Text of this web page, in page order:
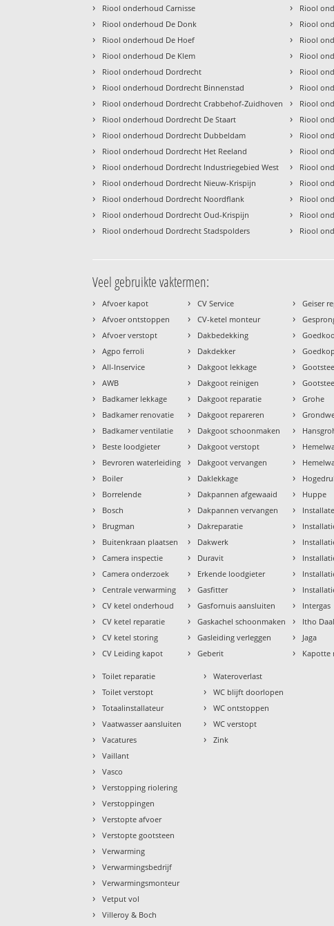
› Riool onderhoud Carnisse
› Riool onderhoud De Donk
› Riool onderhoud De Hoef
› Riool onderhoud De Klem
› Riool onderhoud Dordrecht
› Riool onderhoud Dordrecht Binnenstad
› Riool onderhoud Dordrecht Crabbehof-Zuidhoven
› Riool onderhoud Dordrecht De Staart
› Riool onderhoud Dordrecht Dubbeldam
› Riool onderhoud Dordrecht Het Reeland
› Riool onderhoud Dordrecht Industriegebied West
› Riool onderhoud Dordrecht Nieuw-Krispijn
› Riool onderhoud Dordrecht Noordflank
› Riool onderhoud Dordrecht Oud-Krispijn
› Riool onderhoud Dordrecht Stadspolders
› Riool
› Riool
› Riool
› Riool
› Riool
› Riool
› Riool
› Riool
› Riool
› Riool
› Riool
› Riool
› Riool
› Riool
› Riool
Veel gebruikte vaktermen:
› Afvoer kapot
› Afvoer ontstoppen
› Afvoer verstopt
› Agpo ferroli
› All-Inservice
› AWB
› Badkamer lekkage
› Badkamer renovatie
› Badkamer ventilatie
› Beste loodgieter
› Bevroren waterleiding
› Boiler
› Borrelende
› Bosch
› Brugman
› Buitenkraan plaatsen
› Camera inspectie
› Camera onderzoek
› Centrale verwarming
› CV ketel onderhoud
› CV ketel reparatie
› CV ketel storing
› CV Leiding kapot
› CV Service
› CV-ketel monteur
› Dakbedekking
› Dakdekker
› Dakgoot lekkage
› Dakgoot reinigen
› Dakgoot reparatie
› Dakgoot repareren
› Dakgoot schoonmaken
› Dakgoot verstopt
› Dakgoot vervangen
› Daklekkage
› Dakpannen afgewaaid
› Dakpannen vervangen
› Dakreparatie
› Dakwerk
› Duravit
› Erkende loodgieter
› Gasfitter
› Gasfornuis aansluiten
› Gaskachel schoonmaken
› Gasleiding verleggen
› Geberit
› Geiser
›
›
›
›
›
› Grohe
›
›
›
›
›
› Huppe
›
›
›
›
›
›
› Intergas
› Itho
› Jaga
› Kapotte
› Toilet reparatie
› Toilet verstopt
› Totaalinstallateur
› Vaatwasser aansluiten
› Vacatures
› Vaillant
› Vasco
› Verstopping riolering
› Verstoppingen
› Verstopte afvoer
› Verstopte gootsteen
› Verwarming
› Verwarmingsbedrijf
› Verwarmingsmonteur
› Vetput vol
› Villeroy & Boch
› Wateroverlast
› WC blijft doorlopen
› WC ontstoppen
› WC verstopt
› Zink